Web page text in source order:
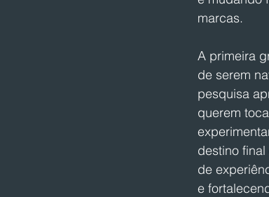
marcas.
A primeira
de serem
pesquisa
querem
destino
de
e